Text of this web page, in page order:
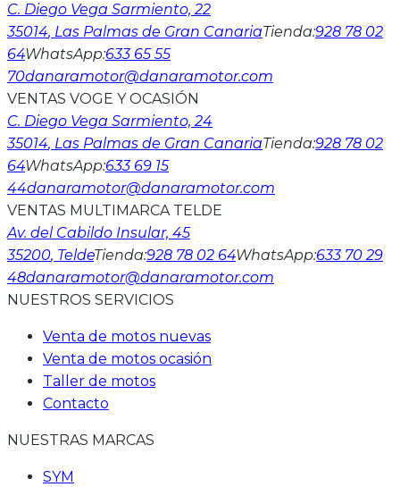
C. Diego Vega Sarmiento, 22
35014, Las Palmas de Gran CanariaTienda:928 78 02
64WhatsApp:633 65 55
70danaramotor@danaramotor.com
VENTAS VOGE Y OCASIÓN
C. Diego Vega Sarmiento, 24
35014, Las Palmas de Gran CanariaTienda:928 78 02
64WhatsApp:633 69 15
44danaramotor@danaramotor.com
VENTAS MULTIMARCA TELDE
Av. del Cabildo Insular, 45
35200, TeldeTienda:928 78 02 64WhatsApp:633 70 29
48danaramotor@danaramotor.com
NUESTROS SERVICIOS
Venta de motos nuevas
Venta de motos ocasión
Taller de motos
Contacto
NUESTRAS MARCAS
SYM